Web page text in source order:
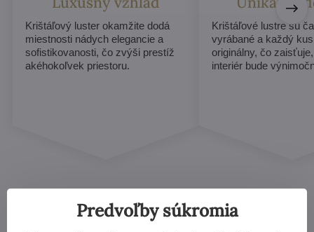
Krištáľový luster okamžite dodá
miestnosti nádych elegancie a
sofistikovanosti, čo zvýši prestíž
akéhokoľvek priestoru.
Krištáľové lustre sú
vyrábané a každý
originálny, čo
interiér bude
Predvoľby súkromia